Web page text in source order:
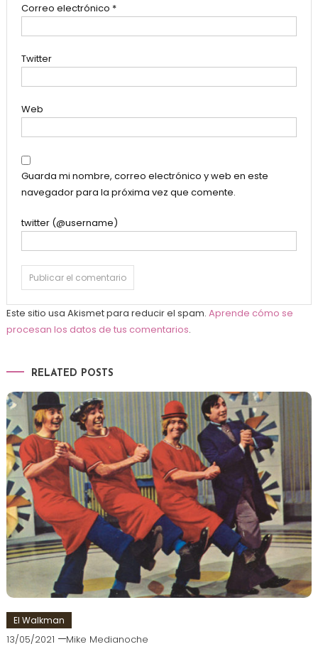
Correo electrónico *
Twitter
Web
Guarda mi nombre, correo electrónico y web en este
navegador para la próxima vez que comente.
twitter (@username)
Este sitio usa Akismet para reducir el spam. Aprende cómo se
procesan los datos de tus comentarios.
RELATED POSTS
El Walkman
13/05/2021 Mike Medianoche